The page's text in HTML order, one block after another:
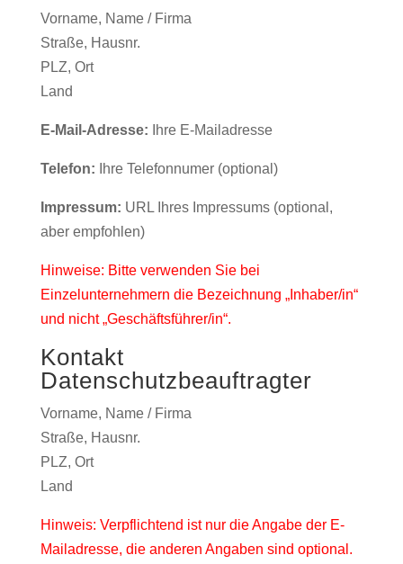
Vorname, Name / Firma
Straße, Hausnr.
PLZ, Ort
Land
E-Mail-Adresse: Ihre E-Mailadresse
Telefon: Ihre Telefonnumer (optional)
Impressum: URL Ihres Impressums (optional,
aber empfohlen)
Hinweise: Bitte verwenden Sie bei
Einzelunternehmern die Bezeichnung „Inhaber/in“
und nicht „Geschäftsführer/in“.
Kontakt
Datenschutzbeauftragter
Vorname, Name / Firma
Straße, Hausnr.
PLZ, Ort
Land
Hinweis: Verpflichtend ist nur die Angabe der E-
Mailadresse, die anderen Angaben sind optional.